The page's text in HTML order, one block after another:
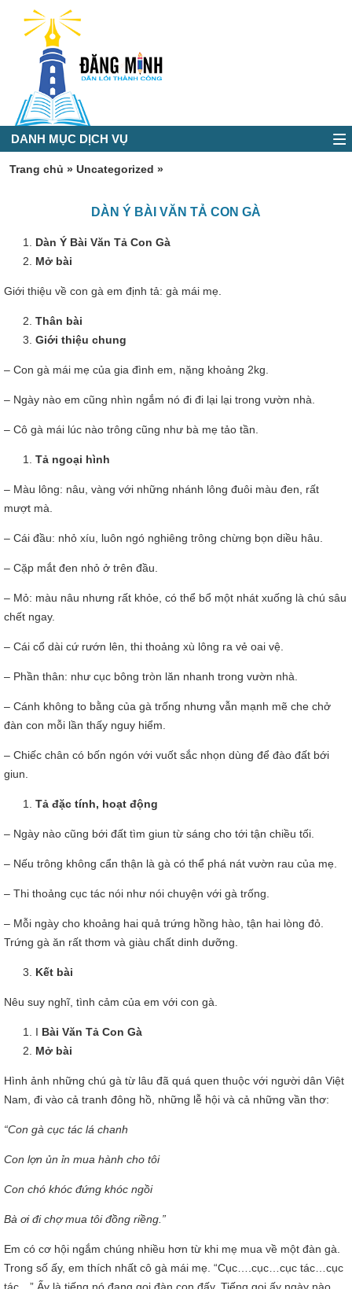
DANH MỤC DỊCH VỤ
Trang chủ » Uncategorized »
DÀN Ý BÀI VĂN TẢ CON GÀ
Dàn Ý Bài Văn Tả Con Gà
Mở bài
Giới thiệu về con gà em định tả: gà mái mẹ.
Thân bài
Giới thiệu chung
– Con gà mái mẹ của gia đình em, nặng khoảng 2kg.
– Ngày nào em cũng nhìn ngắm nó đi đi lại lại trong vườn nhà.
– Cô gà mái lúc nào trông cũng như bà mẹ tảo tần.
Tả ngoại hình
– Màu lông: nâu, vàng với những nhánh lông đuôi màu đen, rất
mượt mà.
– Cái đầu: nhỏ xíu, luôn ngó nghiêng trông chừng bọn diều hâu.
– Cặp mắt đen nhỏ ở trên đầu.
– Mỏ: màu nâu nhưng rất khỏe, có thể bổ một nhát xuống là chú sâu
chết ngay.
– Cái cổ dài cứ rướn lên, thi thoảng xù lông ra vẻ oai vệ.
– Phần thân: như cục bông tròn lăn nhanh trong vườn nhà.
– Cánh không to bằng của gà trống nhưng vẫn mạnh mẽ che chở
đàn con mỗi lần thấy nguy hiểm.
– Chiếc chân có bốn ngón với vuốt sắc nhọn dùng để đào đất bới
giun.
Tả đặc tính, hoạt động
– Ngày nào cũng bới đất tìm giun từ sáng cho tới tận chiều tối.
– Nếu trông không cẩn thận là gà có thể phá nát vườn rau của mẹ.
– Thi thoảng cục tác nói như nói chuyện với gà trống.
– Mỗi ngày cho khoảng hai quả trứng hồng hào, tận hai lòng đỏ.
Trứng gà ăn rất thơm và giàu chất dinh dưỡng.
Kết bài
Nêu suy nghĩ, tình cảm của em với con gà.
I Bài Văn Tả Con Gà
Mở bài
Hình ảnh những chú gà từ lâu đã quá quen thuộc với người dân Việt
Nam, đi vào cả tranh đông hồ, những lễ hội và cả những vần thơ:
“Con gà cục tác lá chanh
Con lợn ủn ỉn mua hành cho tôi
Con chó khóc đứng khóc ngồi
Bà ơi đi chợ mua tôi đồng riềng.”
Em có cơ hội ngắm chúng nhiều hơn từ khi mẹ mua về một đàn gà.
Trong số ấy, em thích nhất cô gà mái mẹ. “Cục….cục…cục tác…cục